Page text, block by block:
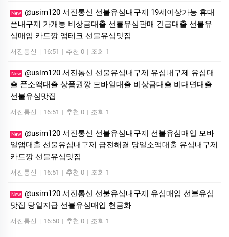
New @usim120 서진통신 선불유심내구제 19세이상가능 휴대
폰내구제 가개통 비상금대출 선불유심판매 긴급대출 선불유
심매입 카드깡 앱테크 선불유심맛집
서진통신 | 16:51 | 추천 0 | 조회 1
New @usim120 서진통신 선불유심내구제 유심내구제 유심대
출 폰소액대출 상품권깡 모바일대출 비상금대출 비대면대출
선불유심맛집
서진통신 | 16:51 | 추천 0 | 조회 1
New @usim120 서진통신 선불유심내구제 선불유심매입 모바
일앱대출 선불유심내구제 급전해결 당일소액대출 유심내구제
카드깡 선불유심맛집
서진통신 | 16:51 | 추천 0 | 조회 1
New @usim120 서진통신 선불유심내구제 유심매입 선불유심
맛집 당일지급 선불유심매입 현금화
서진통신 | 16:50 | 추천 0 | 조회 1